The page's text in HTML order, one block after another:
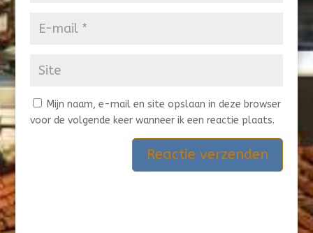
Mijn naam, e-mail en site opslaan in deze browser
voor de volgende keer wanneer ik een reactie plaats.